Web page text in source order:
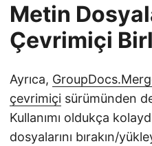
Metin
Çevrimiçi
Ayrıca,
çevrimiçi sürümünden
Kullanımı oldukça
dosyalarını bırakın/